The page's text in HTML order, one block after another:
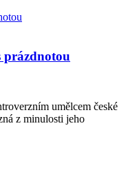
umělcem české
z minulosti jeho